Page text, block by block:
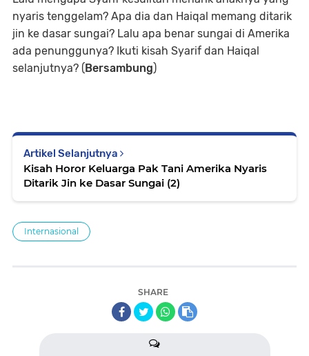
nyaris tenggelam? Apa dia dan Haiqal memang ditarik
jin ke dasar sungai? Lalu apa benar sungai di Amerika
ada penunggunya? Ikuti kisah Syarif dan Haiqal
selanjutnya? (Bersambung)
Artikel Selanjutnya
Kisah Horor Keluarga Pak Tani Amerika Nyaris
Ditarik Jin ke Dasar Sungai (2)
Internasional
SHARE